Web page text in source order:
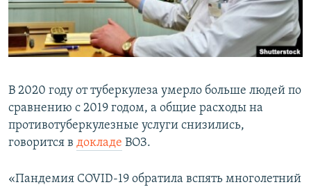
В 2020 году от туберкулеза умерло больше людей по
сравнению с 2019 годом, а общие расходы на
противотуберкулезные услуги снизились,
говорится в докладе ВОЗ.
«Пандемия COVID-19 обратила вспять многолетний